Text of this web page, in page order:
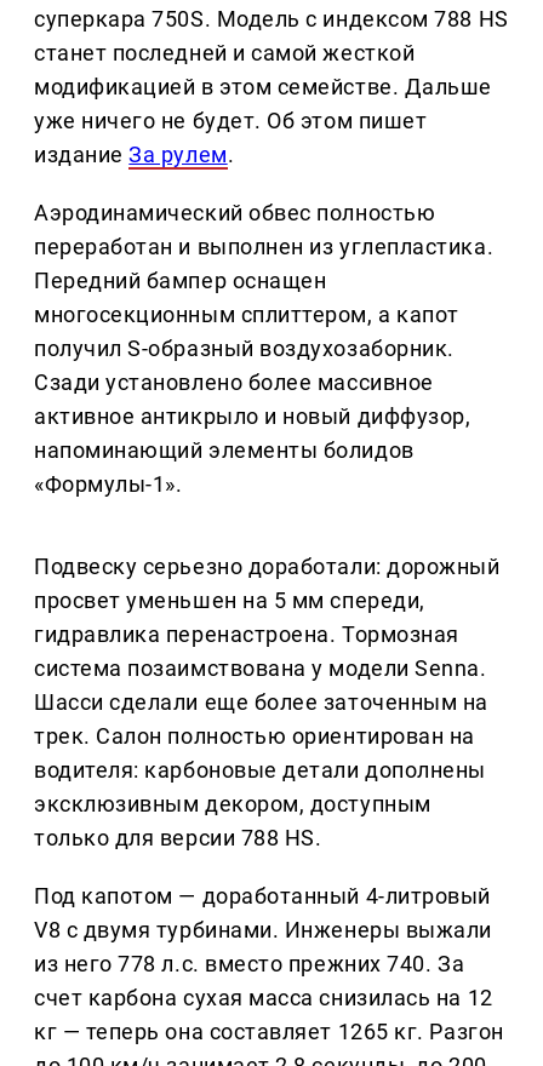
суперкара 750S. Модель с индексом 788 HS
станет последней и самой жесткой
модификацией в этом семействе. Дальше
уже ничего не будет. Об этом пишет
изданиеЗа рулем.
Аэродинамический обвес полностью
переработан и выполнен из углепластика.
Передний бампер оснащен
многосекционным сплиттером, а капот
получил S-образный воздухозаборник.
Сзади установлено более массивное
активное антикрыло и новый диффузор,
напоминающий элементы болидов
«Формулы-1».
Подвеску серьезно доработали: дорожный
просвет уменьшен на 5 мм спереди,
гидравлика перенастроена. Тормозная
система позаимствована у модели Senna.
Шасси сделали еще более заточенным на
трек. Салон полностью ориентирован на
водителя: карбоновые детали дополнены
эксклюзивным декором, доступным
только для версии 788 HS.
Под капотом — доработанный 4-литровый
V8 с двумя турбинами. Инженеры выжали
из него 778 л.с. вместо прежних 740. За
счет карбона сухая масса снизилась на 12
кг — теперь она составляет 1265 кг. Разгон